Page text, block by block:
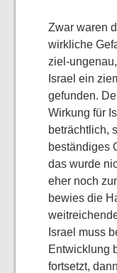
Zwar waren
wirkliche
ziel-
Israel ein
gefunden.
Wirkung für
beträchtlich,
beständiges
das wurde
eher noch
bewies die
Israel muss
Entwicklung
fortsetzt,